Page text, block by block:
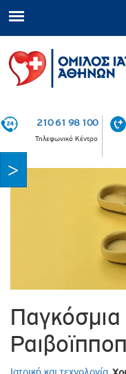
210 61 98 100
Τηλεφωνικό Κέντρο